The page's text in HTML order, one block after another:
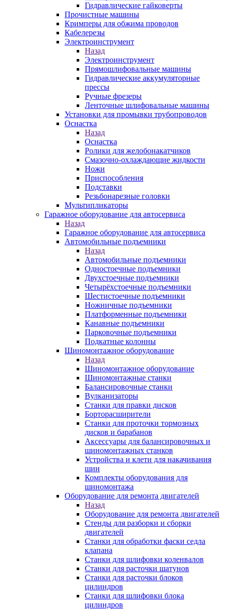
Гидравлические гайковерты
Прочистные машины
Кримперы для обжима проводов
Кабелерезы
Электроинструмент
Назад
Электроинструмент
Прямошлифовальные машины
Гидравлические аккумуляторные
прессы
Ручные фрезеры
Ленточные шлифовальные машины
Установки для промывки трубопроводов
Оснастка
Назад
Оснастка
Ролики для желобонакатчиков
Смазочно-охлаждающие жидкости
Ножи
Приспособления
Подставки
Резьбонарезные головки
Мультипликаторы
Гаражное оборудование для автосервиса
Назад
Гаражное оборудование для автосервиса
Автомобильные подъемники
Назад
Автомобильные подъемники
Одностоечные подъемники
Двухстоечные подъемники
Четырёхстоечные подъемники
Шестистоечные подъемники
Ножничные подъемники
Платформенные подъемники
Канавные подъемники
Парковочные подъемники
Подкатные колонны
Шиномонтажное оборудование
Назад
Шиномонтажное оборудование
Шиномонтажные станки
Балансировочные станки
Вулканизаторы
Станки для правки дисков
Борторасширители
Станки для проточки тормозных
дисков и барабанов
Аксессуары для балансировочных и
шиномонтажных станков
Устройства и клети для накачивания
шин
Комплекты оборудования для
шиномонтажа
Оборудование для ремонта двигателей
Назад
Оборудование для ремонта двигателей
Стенды для разборки и сборки
двигателей
Станки для обработки фаски седла
клапана
Станки для шлифовки коленвалов
Станки для расточки шатунов
Станки для расточки блоков
цилиндров
Станки для шлифовки блока
цилиндров